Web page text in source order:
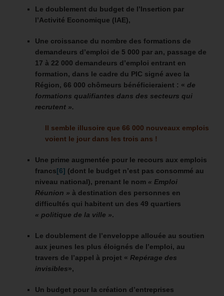
Le doublement du budget de l’Insertion par
l’Activité Economique (IAE),
Une croissance du nombre des formations de
demandeurs d’emploi de 5 000 par an, passage de
17 à 22 000 demandeurs d’emploi entrant en
formation, dans le cadre du PIC signé avec la
Région, 66 000 chômeurs bénéficieraient : « de
formations qualifiantes dans des secteurs qui
recrutent ».
Il semble illusoire que 66 000 nouveaux emplois
voient le jour dans les trois ans !
Une prime augmentée pour le recours aux emplois
francs[6] (dont le budget n’est pas consommé au
niveau national), prenant le nom « Emploi
Réunion » à destination des personnes en
difficultés qui habitent un des 49 quartiers
« politique de la ville ».
Le doublement de l’enveloppe allouée au soutien
aux jeunes les plus éloignés de l’emploi, au
travers de l’appel à projet « Repérage des
invisibles»,
Un budget pour la création d’entreprises